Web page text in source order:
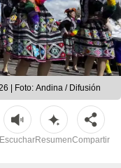
| Foto: Andina / Difusión
EscucharResumenCompartir